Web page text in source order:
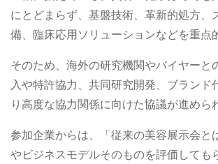
にとどまらず、基盤技術、革新的処方、
備、臨床応用ソリューションなどを重点
そのため、海外の研究機関やバイヤーと
入や特許協力、共同研究開発、ブランド
り高度な協力関係に向けた協議が進めら
参加企業からは、「従来の美容展示会と
やビジネスモデルそのものを評価しても